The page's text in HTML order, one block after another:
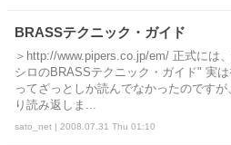
BRASSテクニック・ガイド
＞http://www.pipers.co.jp/em/ 正式には
シロのBRASSテクニック・ガイド" 実
ってざっとしか読んでなかったのです
り読み返しま...
sato_net | 2008.07.31 Thu 01:10